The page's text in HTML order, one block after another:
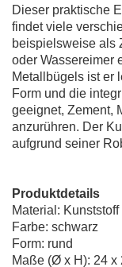
Dieser praktische
findet viele
beispielsweise als
oder Wassereimer
Metallbügels ist er
Form und die
geeignet, Zement,
anzurühren. Der
aufgrund seiner
Produktdetails
Material: Kunststoff
Farbe: schwarz
Form: rund
Maße (Ø x H): 24 x